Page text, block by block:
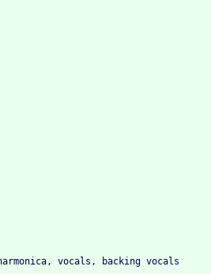
vocals, backing vocals